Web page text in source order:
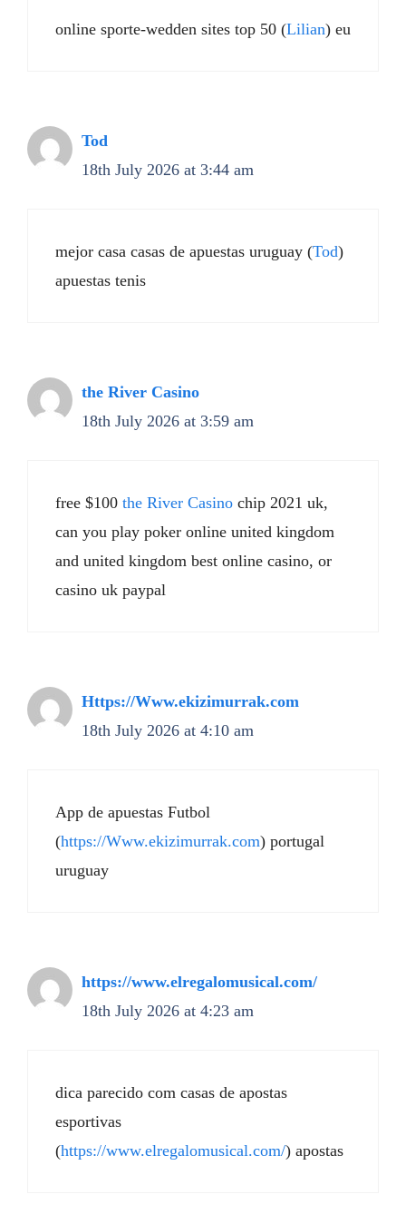
online sporte-wedden sites top 50 (Lilian) eu
Tod
18th July 2026 at 3:44 am
mejor casa casas de apuestas uruguay (Tod)
apuestas tenis
the River Casino
18th July 2026 at 3:59 am
free $100 the River Casino chip 2021 uk,
can you play poker online united kingdom
and united kingdom best online casino, or
casino uk paypal
Https://Www.ekizimurrak.com
18th July 2026 at 4:10 am
App de apuestas Futbol
(https://Www.ekizimurrak.com) portugal
uruguay
https://www.elregalomusical.com/
18th July 2026 at 4:23 am
dica parecido com casas de apostas
esportivas
(https://www.elregalomusical.com/) apostas